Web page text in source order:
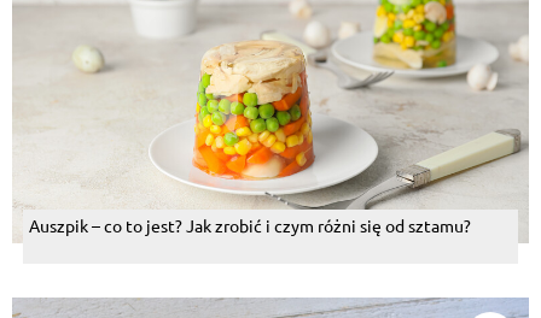
Auszpik – co to jest? Jak zrobić i czym różni się od sztamu?